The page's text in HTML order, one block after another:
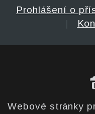
Prohlášení o
Webové stránky